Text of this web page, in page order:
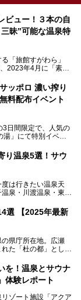
ビュー！３本の自
昧”可能な温泉特
「旅館すがわら」
2023年4月に「素泊
ン・サウナ―双方に
「湯めぐり」のバリ
綱”と称される鳴子
を使い分けるその実
、“温泉”を中心にそ
ッポロ 濃い搾り
料配布イベント
日間限定で、人気の
」にて特別イベン
アルコール」を無料
ロ 濃い搾りグレフ
。湯上がりにぴっ
り温泉5選！サウ
は行きたい温泉天
泉・川渡温泉・東鳴
塩泉などと多様な泉
開いてくれていま
たい5ヶ所の温泉を
ウナも楽しめます。
選 【2025年最新
県庁所在地。広瀬
た「杜の都」として
間30分とアクセスも
です。
スポーツ観戦の遠征
を！温泉とサウナ
体験レポート
ゾート施設「アクア